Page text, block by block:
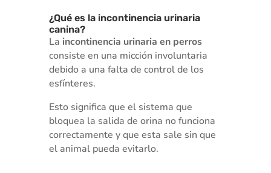
¿Qué es la incontinencia urinaria
canina?
La incontinencia urinaria en perros
consiste en una micción involuntaria
debido a una falta de control de los
esfínteres.
Esto significa que el sistema que
bloquea la salida de orina no funciona
correctamente y que esta sale sin que
el animal pueda evitarlo.